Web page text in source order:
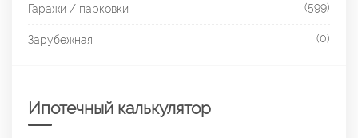
Гаражи / парковки (599)
Зарубежная (0)
Ипотечный калькулятор